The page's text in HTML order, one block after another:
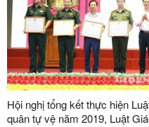
Hội nghị tổng kết thực hiện
quân tự vệ năm 2019, Luật